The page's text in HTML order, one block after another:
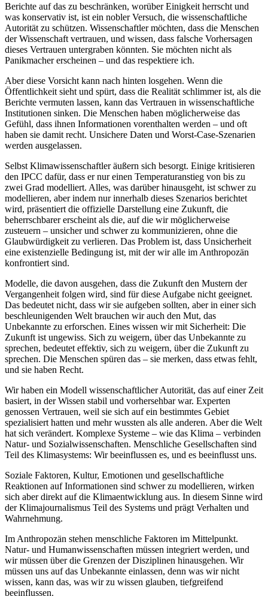
Berichte auf das zu beschränken, worüber Einigkeit herrscht und
was konservativ ist, ist ein nobler Versuch, die wissenschaftliche
Autorität zu schützen. Wissenschaftler möchten, dass die Menschen
der Wissenschaft vertrauen, und wissen, dass falsche Vorhersagen
dieses Vertrauen untergraben könnten. Sie möchten nicht als
Panikmacher erscheinen – und das respektiere ich.
Aber diese Vorsicht kann nach hinten losgehen. Wenn die
Öffentlichkeit sieht und spürt, dass die Realität schlimmer ist, als die
Berichte vermuten lassen, kann das Vertrauen in wissenschaftliche
Institutionen sinken. Die Menschen haben möglicherweise das
Gefühl, dass ihnen Informationen vorenthalten werden – und oft
haben sie damit recht. Unsichere Daten und Worst-Case-Szenarien
werden ausgelassen.
Selbst Klimawissenschaftler äußern sich besorgt. Einige kritisieren
den IPCC dafür, dass er nur einen Temperaturanstieg von bis zu
zwei Grad modelliert. Alles, was darüber hinausgeht, ist schwer zu
modellieren, aber indem nur innerhalb dieses Szenarios berichtet
wird, präsentiert die offizielle Darstellung eine Zukunft, die
beherrschbarer erscheint als die, auf die wir möglicherweise
zusteuern – unsicher und schwer zu kommunizieren, ohne die
Glaubwürdigkeit zu verlieren. Das Problem ist, dass Unsicherheit
eine existenzielle Bedingung ist, mit der wir alle im Anthropozän
konfrontiert sind.
Modelle, die davon ausgehen, dass die Zukunft den Mustern der
Vergangenheit folgen wird, sind für diese Aufgabe nicht geeignet.
Das bedeutet nicht, dass wir sie aufgeben sollten, aber in einer sich
beschleunigenden Welt brauchen wir auch den Mut, das
Unbekannte zu erforschen. Eines wissen wir mit Sicherheit: Die
Zukunft ist ungewiss. Sich zu weigern, über das Unbekannte zu
sprechen, bedeutet effektiv, sich zu weigern, über die Zukunft zu
sprechen. Die Menschen spüren das – sie merken, dass etwas fehlt,
und sie haben Recht.
Wir haben ein Modell wissenschaftlicher Autorität, das auf einer Zeit
basiert, in der Wissen stabil und vorhersehbar war. Experten
genossen Vertrauen, weil sie sich auf ein bestimmtes Gebiet
spezialisiert hatten und mehr wussten als alle anderen. Aber die Welt
hat sich verändert. Komplexe Systeme – wie das Klima – verbinden
Natur- und Sozialwissenschaften. Menschliche Gesellschaften sind
Teil des Klimasystems: Wir beeinflussen es, und es beeinflusst uns.
Soziale Faktoren, Kultur, Emotionen und gesellschaftliche
Reaktionen auf Informationen sind schwer zu modellieren, wirken
sich aber direkt auf die Klimaentwicklung aus. In diesem Sinne wird
der Klimajournalismus Teil des Systems und prägt Verhalten und
Wahrnehmung.
Im Anthropozän stehen menschliche Faktoren im Mittelpunkt.
Natur- und Humanwissenschaften müssen integriert werden, und
wir müssen über die Grenzen der Disziplinen hinausgehen. Wir
müssen uns auf das Unbekannte einlassen, denn was wir nicht
wissen, kann das, was wir zu wissen glauben, tiefgreifend
beeinflussen.